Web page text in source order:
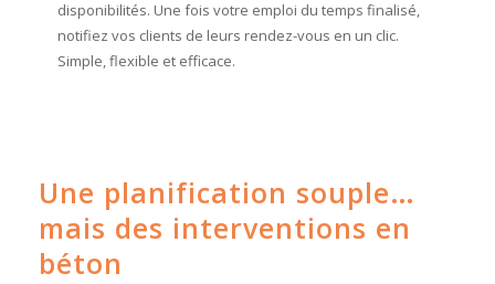
disponibilités. Une fois votre emploi du temps finalisé,
notifiez vos clients de leurs rendez-vous en un clic.
Simple, flexible et efficace.
Une planification souple…
mais des interventions en
béton